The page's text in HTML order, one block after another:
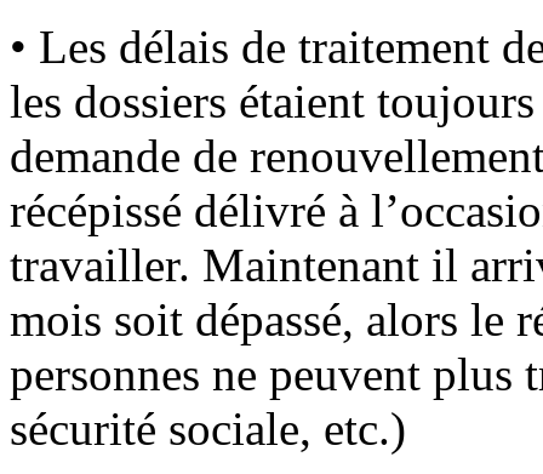
• Les délais de traitement
les dossiers étaient
demande de
récépissé délivré à
travailler. Maintenant il
mois soit dépassé, alors le
personnes ne peuvent
sécurité sociale, etc.)